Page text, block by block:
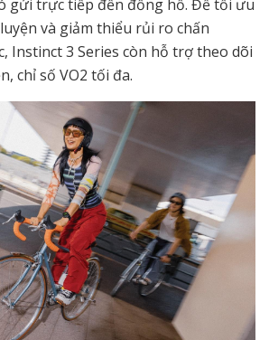
gửi trực tiếp đến đồng hồ. Để tối ưu
và giảm thiểu rủi ro chấn
Instinct 3 Series còn hỗ trợ theo dõi
chỉ số VO2 tối đa.